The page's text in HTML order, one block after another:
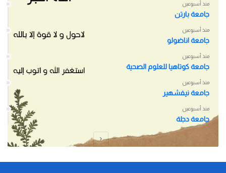
منذ أسبوعين
جامعة بارتن
منذ أسبوعين
جامعة اناضولو
منذ أسبوعين
جامعة كوتاهيا للعلوم الصحية
منذ أسبوعين
جامعة نيفشهير
منذ أسبوعين
جامعة دجلة